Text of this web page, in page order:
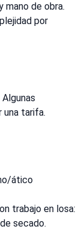
mano de obra.
por
tarifa.
ático
trabajo en losa:
secado.